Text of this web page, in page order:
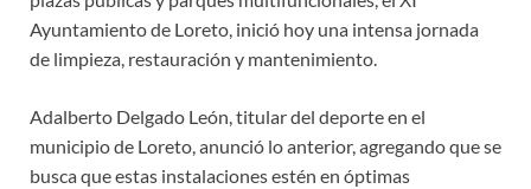
Ayuntamiento de Loreto, inició hoy una intensa jornada
de limpieza, restauración y mantenimiento.
Adalberto Delgado León, titular del deporte en el
municipio de Loreto, anunció lo anterior, agregando que se
busca que estas instalaciones estén en óptimas